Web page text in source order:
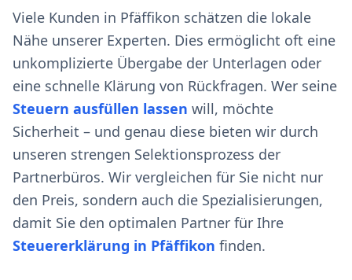
Viele Kunden in Pfäffikon schätzen die lokale
Nähe unserer Experten. Dies ermöglicht oft eine
unkomplizierte Übergabe der Unterlagen oder
eine schnelle Klärung von Rückfragen. Wer seine
Steuern ausfüllen lassen will, möchte
Sicherheit – und genau diese bieten wir durch
unseren strengen Selektionsprozess der
Partnerbüros. Wir vergleichen für Sie nicht nur
den Preis, sondern auch die Spezialisierungen,
damit Sie den optimalen Partner für Ihre
Steuererklärung in Pfäffikon finden.